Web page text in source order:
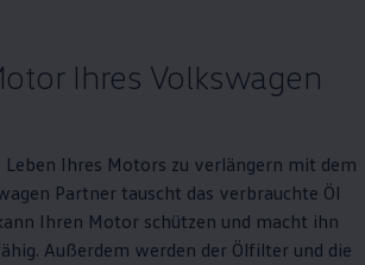
Ihres Volkswagen
Leben Ihres Motors zu verlängern mit dem
Partner tauscht das verbrauchte Öl
Ihren Motor schützen und macht ihn
Außerdem werden der Ölfilter und die